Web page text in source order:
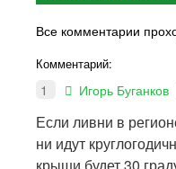
Все комментарии
Комментарий:
1 Игорь Буганков
Если ливни в
ни идут
крыши будет 30